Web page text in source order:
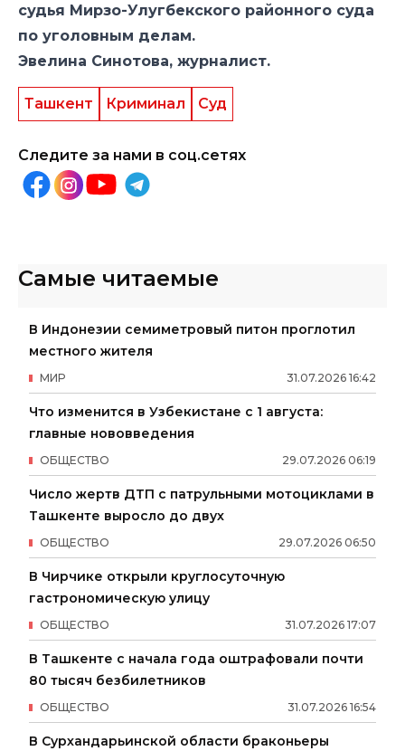
судья Мирзо-Улугбекского районного суда
по уголовным делам.
Эвелина Синотова, журналист.
Ташкент Криминал Суд
Следите за нами в соц.сетях
Самые читаемые
В Индонезии семиметровый питон проглотил
местного жителя
31.07.2026 16:42
МИР
Что изменится в Узбекистане с 1 августа:
главные нововведения
29.07.2026 06:19
ОБЩЕСТВО
Число жертв ДТП с патрульными мотоциклами в
Ташкенте выросло до двух
29.07.2026 06:50
ОБЩЕСТВО
В Чирчике открыли круглосуточную
гастрономическую улицу
31.07.2026 17:07
ОБЩЕСТВО
В Ташкенте с начала года оштрафовали почти
80 тысяч безбилетников
31.07.2026 16:54
ОБЩЕСТВО
В Сурхандарьинской области браконьеры